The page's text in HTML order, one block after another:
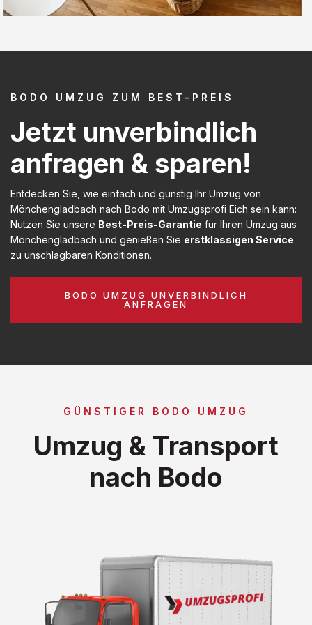
BODO UMZUG ZUM BEST-PREIS
Jetzt unverbindlich
anfragen & sparen!
Entdecken Sie, wie einfach und günstig Ihr Umzug von
Mönchengladbach nach Bodo mit Umzugsprofi Eich sein kann:
Nutzen Sie unsere Best-Preis-Garantie für Ihren Umzug aus
Mönchengladbach und genießen Sie erstklassigen Service
zu unschlagbaren Konditionen.
BODO UMZUG UNVERBINDLICH
ANFRAGEN
GÜNSTIGER BODO UMZUG
Umzug & Transport
nach Bodo